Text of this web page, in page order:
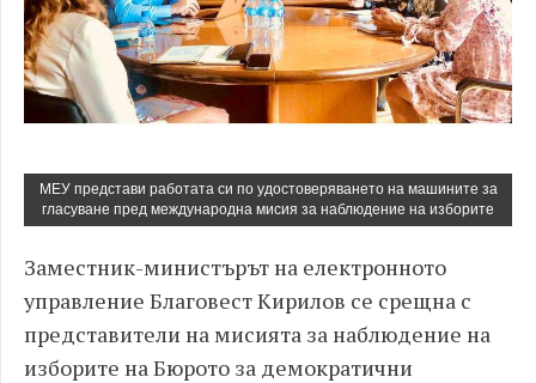
МЕУ представи работата си по удостоверяването на машините за
гласуване пред международна мисия за наблюдение на изборите
Заместник-министърът на електронното
управление Благовест Кирилов се срещна с
представители на мисията за наблюдение на
изборите на Бюрото за демократични